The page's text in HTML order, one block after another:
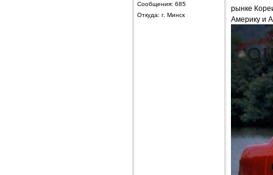
Сообщения: 685
Откуда: г. Минск
рынке
Америку и